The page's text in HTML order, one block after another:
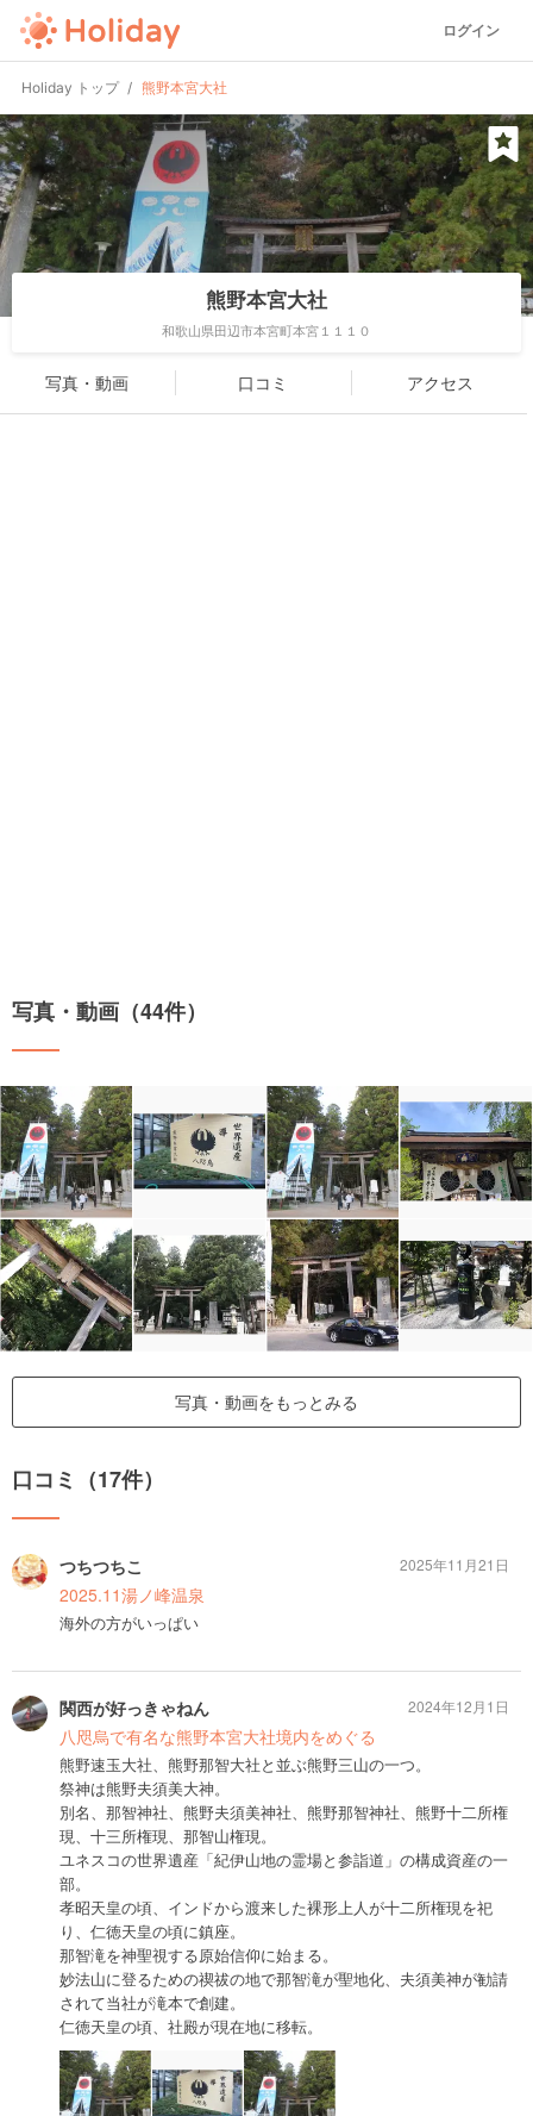
ログイン
Holiday トップ 熊野本宮大社
熊野本宮大社
和歌山県田辺市本宮町本宮１１１０
写真・動画 口コミ アクセス
写真・動画（44件）
写真・動画をもっとみる
口コミ（17件）
つちつちこ
2025.11湯ノ峰温泉
海外の方がいっぱい
2025年11月21日
関西が好っきゃねん
八咫烏で有名な熊野本宮大社境内をめぐる
熊野速玉大社、熊野那智大社と並ぶ熊野三山の一つ。
祭神は熊野夫須美大神。
別名、那智神社、熊野夫須美神社、熊野那智神社、熊野十二所権
現、十三所権現、那智山権現。
ユネスコの世界遺産「紀伊山地の霊場と参詣道」の構成資産の一
部。
孝昭天皇の頃、インドから渡来した裸形上人が十二所権現を祀
り、仁徳天皇の頃に鎮座。
那智滝を神聖視する原始信仰に始まる。
妙法山に登るための禊祓の地で那智滝が聖地化、夫須美神が勧請
されて当社が滝本で創建。
仁徳天皇の頃、社殿が現在地に移転。
2024年12月1日